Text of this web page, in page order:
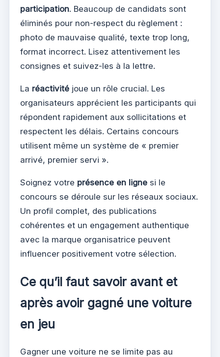
participation. Beaucoup de candidats sont
éliminés pour non-respect du règlement :
photo de mauvaise qualité, texte trop long,
format incorrect. Lisez attentivement les
consignes et suivez-les à la lettre.
La réactivité joue un rôle crucial. Les
organisateurs apprécient les participants qui
répondent rapidement aux sollicitations et
respectent les délais. Certains concours
utilisent même un système de « premier
arrivé, premier servi ».
Soignez votre présence en ligne si le
concours se déroule sur les réseaux sociaux.
Un profil complet, des publications
cohérentes et un engagement authentique
avec la marque organisatrice peuvent
influencer positivement votre sélection.
Ce qu’il faut savoir avant et
après avoir gagné une voiture
en jeu
Gagner une voiture ne se limite pas au